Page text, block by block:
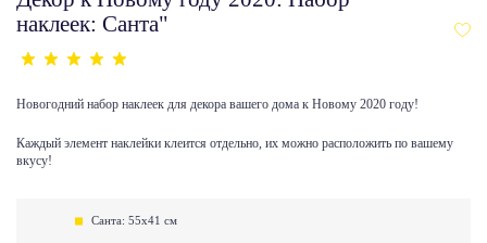
наклеек: Санта"
Новогодний набор наклеек для декора вашего дома к Новому 2020 году!
Каждый элемент наклейки клеится отдельно, их можно расположить по вашему
вкусу!
Санта: 55х41 см